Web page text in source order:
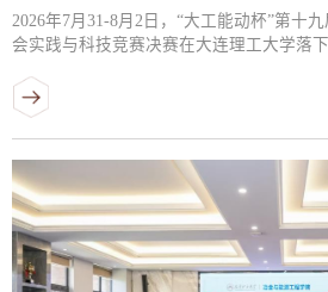
2026年7月31-8月2日，“大工能动杯”第十
会实践与科技竞赛决赛在大连理工大学落
而出，荣获全国一等奖8项、二等奖1项和
列。同时，我校荣获本次赛事优秀组织奖
育司、教育部高等学校能源动力类专业教
学生节能减排社会实践与科技竞赛委员会
该竞赛紧密围绕“双碳”战略目标等国家重